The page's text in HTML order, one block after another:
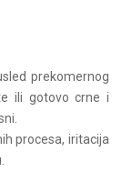
prekomernog
ili gotovo crne i
procesa, iritacija